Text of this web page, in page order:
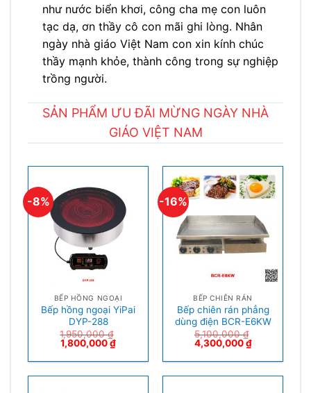
như nước biển khơi, công cha mẹ con luôn
tạc dạ, ơn thầy cô con mãi ghi lòng. Nhân
ngày nhà giáo Việt Nam con xin kính chúc
thầy mạnh khỏe, thành công trong sự nghiệp
trồng người.
SẢN PHẨM ƯU ĐÃI MỪNG NGÀY NHÀ
GIÁO VIỆT NAM
-8%
BẾP HỒNG NGOẠI
Bếp hồng ngoại YiPai
DYP-288
1,950,000₫
1,800,000₫
-16%
BẾP CHIÊN RÁN
Bếp chiên rán phẳng
dùng điện BCR-E6KW
5,100,000₫
4,300,000₫